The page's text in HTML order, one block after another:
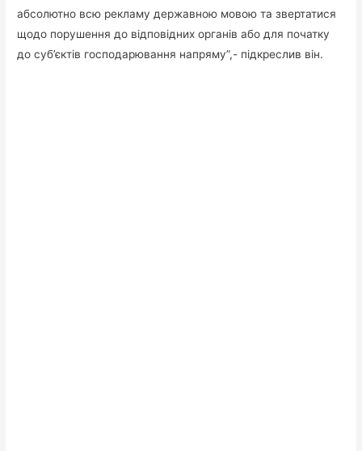
абсолютно всю рекламу державною мовою та звертатися
щодо порушення до відповідних органів або для початку
до суб’єктів господарювання напряму”,- підкреслив він.